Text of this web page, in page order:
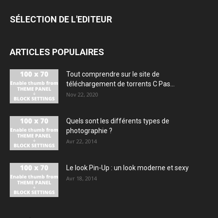
SÉLECTION DE L'EDITEUR
ARTICLES POPULAIRES
Tout comprendre sur le site de
téléchargement de torrents C Pas...
Nov 22, 2020
Quels sont les différents types de
photographie ?
Avr 22, 2014
Le look Pin-Up : un look moderne et sexy
Avr 18, 2014